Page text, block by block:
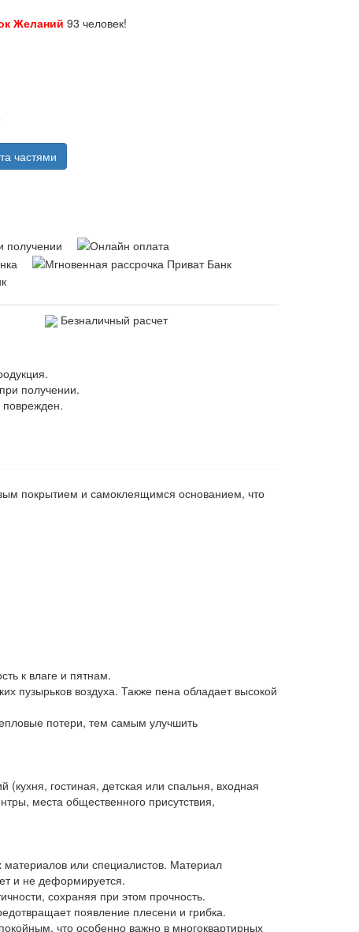
Желаний 93 человек!
частями
Безналичный расчет
получении.
покрытием и самоклеящимся основанием, что
к влаге и пятнам.
пузырьков воздуха. Также пена обладает высокой
потери, тем самым улучшить
гостиная, детская или спальня, входная
места общественного присутствия,
материалов или специалистов. Материал
и не деформируется.
сохраняя при этом прочность.
появление плесени и грибка.
что особенно важно в многоквартирных